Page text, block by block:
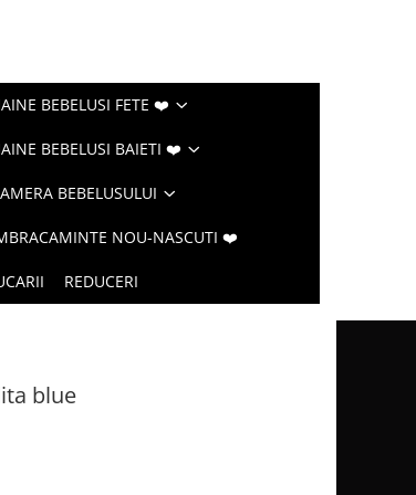
BEBELUSI FETE ❤️
BEBELUSI BAIETI ❤️
BEBELUSULUI
NOU-NASCUTI ❤️
REDUCERI
blue